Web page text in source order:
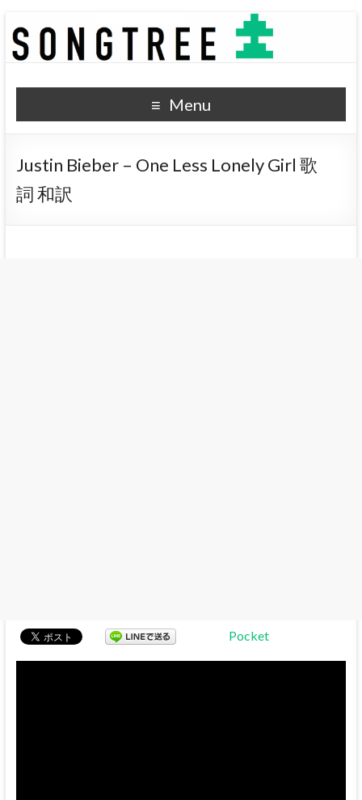
SONGTREE
洋楽歌詞の和訳なら
Menu
Justin Bieber – One Less Lonely Girl 歌
詞 和訳
Pocket